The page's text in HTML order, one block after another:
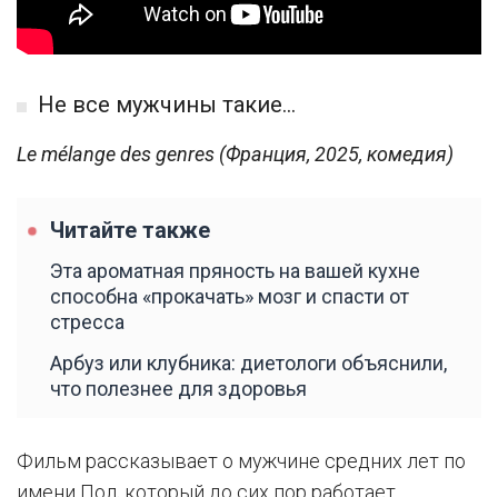
Не все мужчины такие...
Le mélange des genres (Франция, 2025, комедия)
Читайте также
Эта ароматная пряность на вашей кухне
способна «прокачать» мозг и спасти от
стресса
Арбуз или клубника: диетологи объяснили,
что полезнее для здоровья
Фильм рассказывает о мужчине средних лет по